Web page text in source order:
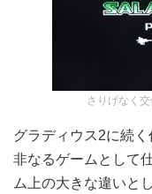
さりげなく
グラディウス2に続
非なるゲームとして
ム上の大きな違いと